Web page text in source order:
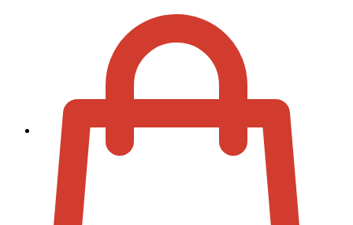
Zur Kassa